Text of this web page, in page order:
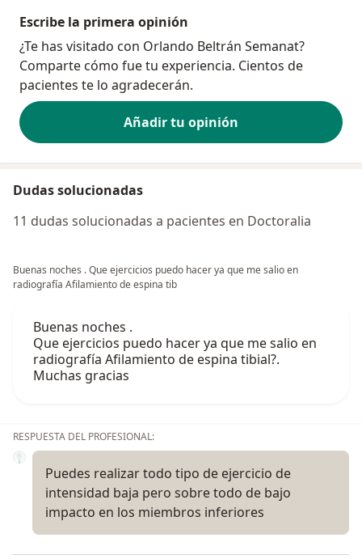
Escribe la primera opinión
¿Te has visitado con Orlando Beltrán Semanat?
Comparte cómo fue tu experiencia. Cientos de
pacientes te lo agradecerán.
Añadir tu opinión
Dudas solucionadas
11 dudas solucionadas a pacientes en Doctoralia
Buenas noches . Que ejercicios puedo hacer ya que me salio en
radiografía Afilamiento de espina tib
Buenas noches .
Que ejercicios puedo hacer ya que me salio en
radiografía Afilamiento de espina tibial?.
Muchas gracias
RESPUESTA DEL PROFESIONAL:
Puedes realizar todo tipo de ejercicio de
intensidad baja pero sobre todo de bajo
impacto en los miembros inferiores